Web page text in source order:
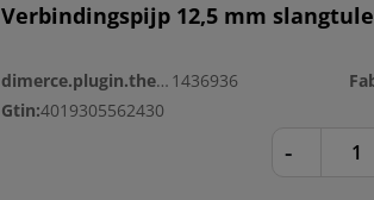
Verbindingspijp 12,5 mm slangtule
dimerce.plugin.theme.productnr: 1436936
Gtin:4019305562430
-